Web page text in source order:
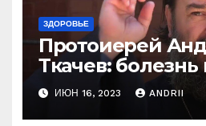
ЗДОРОВЬЕ
Протоиерей
Ткачев: болезнь
— это расплата
Вот те раз!
ИЮН 16, 2023 ANDRII